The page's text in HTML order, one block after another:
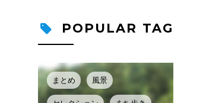
POPULAR TAG
まとめ 風景